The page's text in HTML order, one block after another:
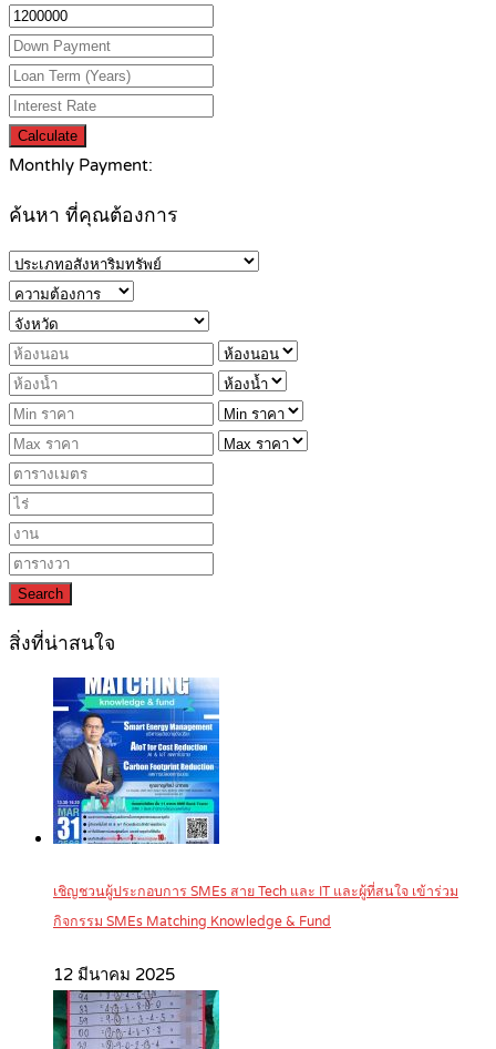
Calculate
Monthly Payment:
ค้นหา ที่คุณต้องการ
Search
สิ่งที่น่าสนใจ
เชิญชวนผู้ประกอบการ SMEs สาย Tech และ IT และผู้ที่สนใจ เข้าร่วม
กิจกรรม SMEs Matching Knowledge & Fund
12 มีนาคม 2025